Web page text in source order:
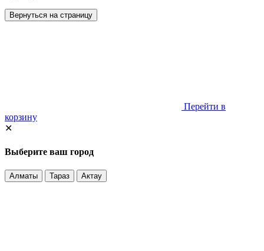
Вернуться на страницу
Перейти в
корзину
✕
Выберите ваш город
Алматы Тараз Актау